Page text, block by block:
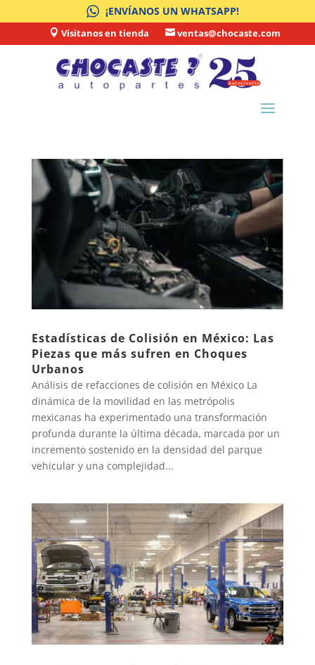
¡ENVÍANOS UN WHATSAPP!
 Visitanos en tienda  ventas@chocaste.com
Estadísticas de Colisión en México: Las
Piezas que más sufren en Choques
Urbanos
Análisis de refacciones de colisión en México La
dinámica de la movilidad en las metrópolis
mexicanas ha experimentado una transformación
profunda durante la última década, marcada por un
incremento sostenido en la densidad del parque
vehicular y una complejidad...